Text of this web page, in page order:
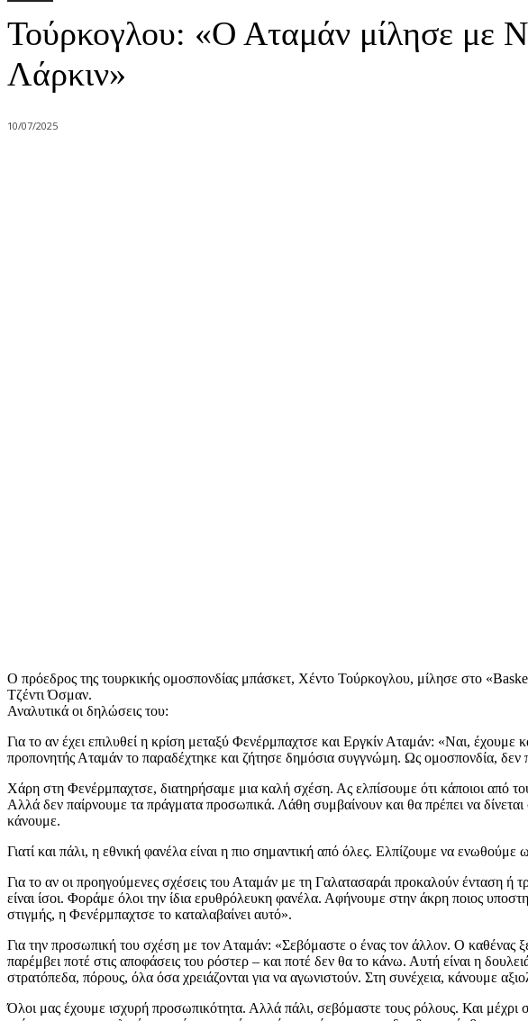
Τούρκογλου: «Ο Αταμάν μίλησε με
Λάρκιν»
10/07/2025
Ο πρόεδρος της τουρκικής ομοσπονδίας μπάσκετ, Χέντο Τούρκογλου, μίλησε στο
Τζέντι Όσμαν.
Αναλυτικά οι δηλώσεις του:
Για το αν έχει επιλυθεί η κρίση μεταξύ Φενέρμπαχτσε και Εργκίν Αταμάν: «Ναι,
προπονητής Αταμάν το παραδέχτηκε και ζήτησε δημόσια συγγνώμη. Ως ομοσπονδία,
Χάρη στη Φενέρμπαχτσε, διατηρήσαμε μια καλή σχέση. Ας ελπίσουμε ότι κάποιοι από
Αλλά δεν παίρνουμε τα πράγματα προσωπικά. Λάθη συμβαίνουν και θα πρέπει να
κάνουμε.
Γιατί και πάλι, η εθνική φανέλα είναι η πιο σημαντική από όλες. Ελπίζουμε να
Για το αν οι προηγούμενες σχέσεις του Αταμάν με τη Γαλατασαράι προκαλούν ένταση
είναι ίσοι. Φοράμε όλοι την ίδια ερυθρόλευκη φανέλα. Αφήνουμε στην άκρη ποιος
στιγμής, η Φενέρμπαχτσε το καταλαβαίνει αυτό».
Για την προσωπική του σχέση με τον Αταμάν: «Σεβόμαστε ο ένας τον άλλον. Ο καθένας
παρέμβει ποτέ στις αποφάσεις του ρόστερ – και ποτέ δεν θα το κάνω. Αυτή είναι η
στρατόπεδα, πόρους, όλα όσα χρειάζονται για να αγωνιστούν. Στη συνέχεια, κάνουμε
Όλοι μας έχουμε ισχυρή προσωπικότητα. Αλλά πάλι, σεβόμαστε τους ρόλους. Και μέχρι